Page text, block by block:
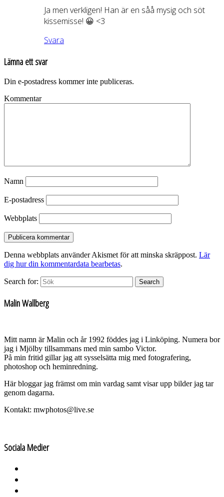
Ja men verkligen! Han är en såå mysig och söt
kissemisse! 😀 <3
Svara
Lämna ett svar
Din e-postadress kommer inte publiceras.
Kommentar
Namn
E-postadress
Webbplats
Denna webbplats använder Akismet för att minska skräppost. Lär
dig hur din kommentardata bearbetas.
Search for: Search
Malin Wallberg
Mitt namn är Malin och år 1992 föddes jag i Linköping. Numera bor
jag i Mjölby tillsammans med min sambo Victor.
På min fritid gillar jag att sysselsätta mig med fotografering,
photoshop och heminredning.
Här bloggar jag främst om min vardag samt visar upp bilder jag tar
genom dagarna.
Kontakt: mwphotos@live.se
Sociala Medier